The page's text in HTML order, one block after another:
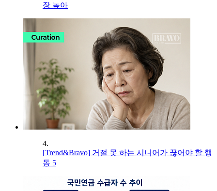
장 높아
4.
[Trend&Bravo] 거절 못 하는 시니어가 끊어야 할 행
동 5